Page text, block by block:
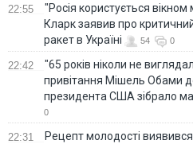
22:55
"Росія користується
Кларк заявив про
ракет в Україні
54 0
22:42
"65 років ніколи не
привітання Мішель Обами
президента США зібрало
0
22:31
Рецепт молодості